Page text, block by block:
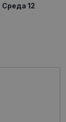
Среда 12